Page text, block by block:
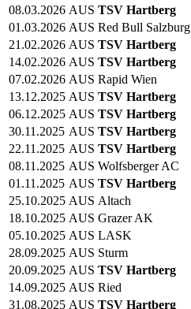
08.03.2026 AUS TSV Hartberg
01.03.2026 AUS Red Bull Salzburg
21.02.2026 AUS TSV Hartberg
14.02.2026 AUS TSV Hartberg
07.02.2026 AUS Rapid Wien
13.12.2025 AUS TSV Hartberg
06.12.2025 AUS TSV Hartberg
30.11.2025 AUS TSV Hartberg
22.11.2025 AUS TSV Hartberg
08.11.2025 AUS Wolfsberger AC
01.11.2025 AUS TSV Hartberg
25.10.2025 AUS Altach
18.10.2025 AUS Grazer AK
05.10.2025 AUS LASK
28.09.2025 AUS Sturm
20.09.2025 AUS TSV Hartberg
14.09.2025 AUS Ried
31.08.2025 AUS TSV Hartberg